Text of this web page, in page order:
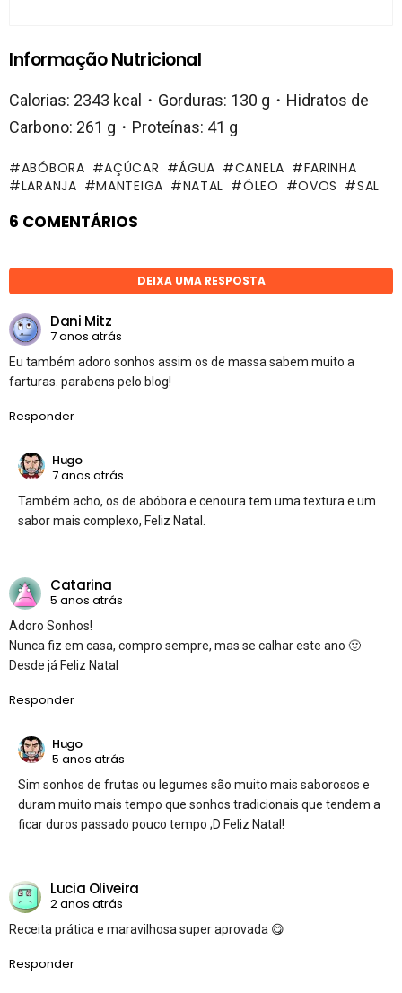
Informação Nutricional
Calorias: 2343 kcal・Gorduras: 130 g・Hidratos de
Carbono: 261 g・Proteínas: 41 g
ABÓBORA AÇÚCAR ÁGUA CANELA
FARINHA
LARANJA
MANTEIGA NATAL ÓLEO OVOS SAL
6 COMENTÁRIOS
DEIXA UMA RESPOSTA
Dani Mitz
7 anos atrás
Eu também adoro sonhos assim os de massa sabem muito a
farturas. parabens pelo blog!
Responder
Hugo
7 anos atrás
Também acho, os de abóbora e cenoura tem uma textura e um
sabor mais complexo, Feliz Natal.
Catarina
5 anos atrás
Adoro Sonhos!
Nunca fiz em casa, compro sempre, mas se calhar este ano 🙂
Desde já Feliz Natal
Responder
Hugo
5 anos atrás
Sim sonhos de frutas ou legumes são muito mais saborosos e
duram muito mais tempo que sonhos tradicionais que tendem a
ficar duros passado pouco tempo ;D Feliz Natal!
Lucia Oliveira
2 anos atrás
Receita prática e maravilhosa super aprovada 😋
Responder